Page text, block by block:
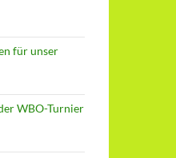
für unser
WBO-Turnier